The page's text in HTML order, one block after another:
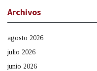
Archivos
agosto 2026
julio 2026
junio 2026